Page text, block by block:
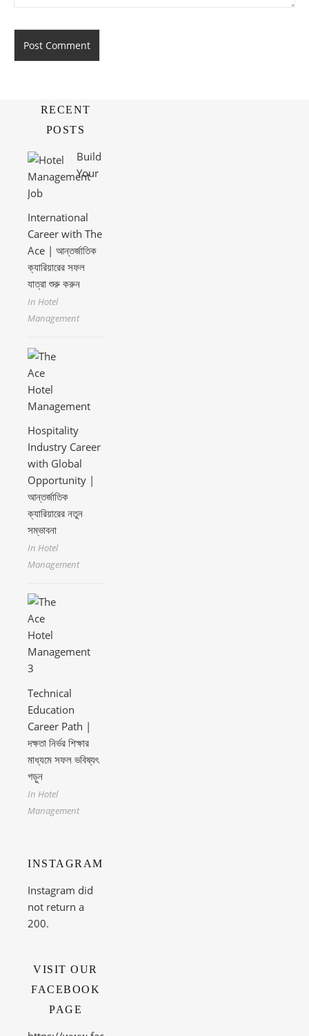
RECENT
POSTS
Build
Your
International
Career with The
Ace | আন্তর্জাতিক
ক্যারিয়ারের সফল
যাত্রা শুরু করুন
In Hotel
Management
Hospitality
Industry Career
with Global
Opportunity |
আন্তর্জাতিক
ক্যারিয়ারের নতুন
সম্ভাবনা
In Hotel
Management
Technical
Education
Career Path |
দক্ষতা নির্ভর শিক্ষার
মাধ্যমে সফল ভবিষ্যৎ
গড়ুন
In Hotel
Management
INSTAGRAM
Instagram did
not return a
200.
VISIT OUR
FACEBOOK
PAGE